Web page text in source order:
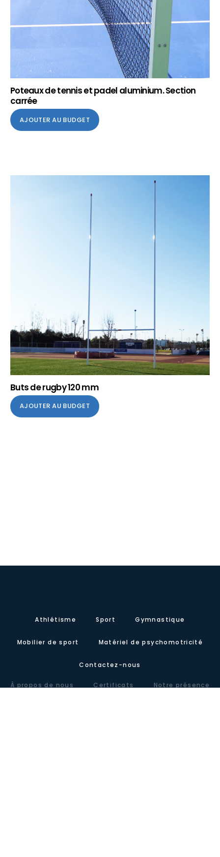
Poteaux de tennis et padel aluminium. Section
carrée
AJOUTER AU BUDGET
Buts de rugby 120 mm
AJOUTER AU BUDGET
Athlétisme Sport Gymnastique
Mobilier de sport Matériel de psychomotricité
Contactez-nous
À propos de nous Certificats Notre présence